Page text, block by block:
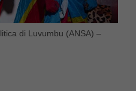
di Luvumbu (ANSA) –